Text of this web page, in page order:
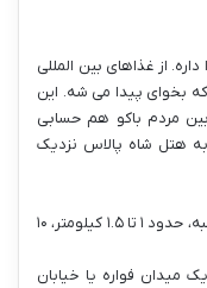
از غذاهای بین المللی
بخوای پیدا می شه. این
مردم باکو هم حسابی
هتل شاه پالاس نزدیک
بسته به شعبه، حدود ۱ تا ۱.۵ کیلومتر، ۱۰
میدان فواره یا خیابان